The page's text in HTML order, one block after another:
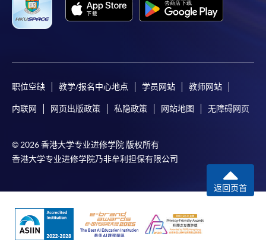
职位空缺 教学/报名中心地点 学员网站 教师网站
内联网 网页出版政策 私隐政策 网站地图 无障碍网页
© 2026 香港大学专业进修学院 版权所有
香港大学专业进修学院乃非牟利担保有限公司
返回页首